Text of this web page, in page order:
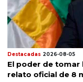
Destacadas 2026-08-05
El poder de tomar
relato oficial de 8